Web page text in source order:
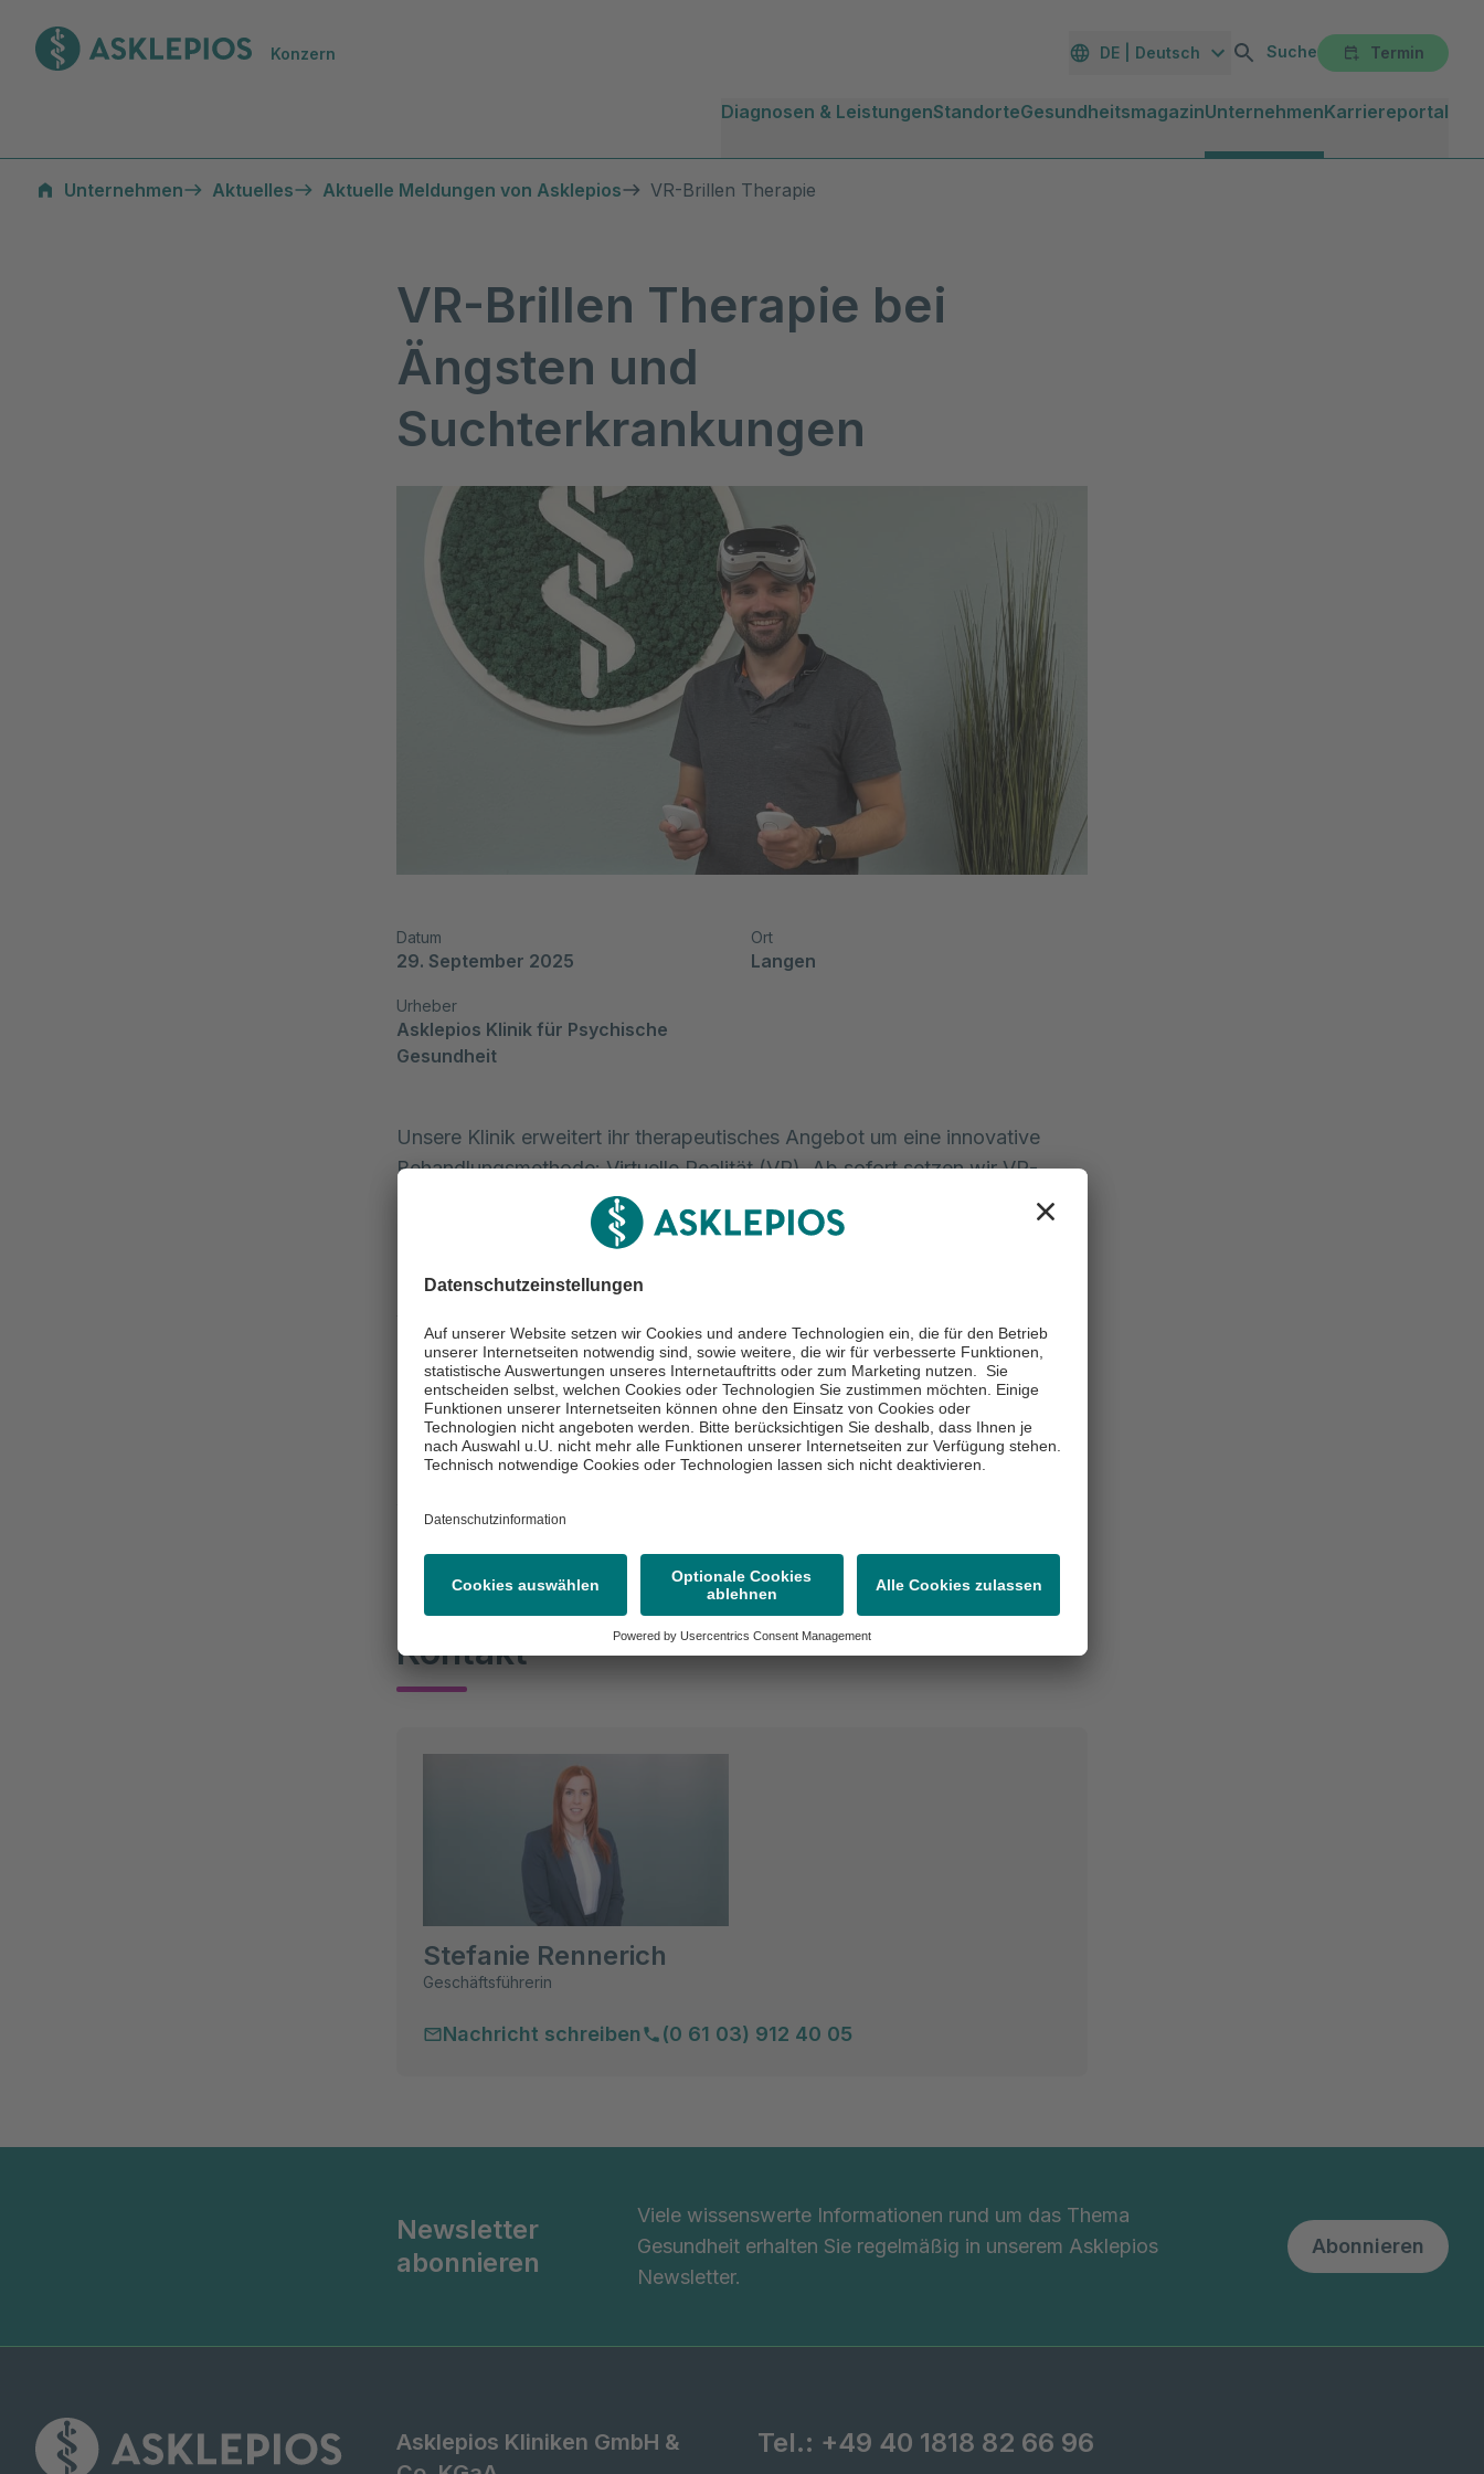
Konzern DE | Deutsch Suche Termin
Diagnosen & LeistungenStandorteGesundheitsmagazinUnternehmenKarriereportal
Unternehmen Aktuelles Aktuelle Meldungen von Asklepios VR-Brillen Therapie
VR-Brillen Therapie bei
Ängsten und
Suchterkrankungen
Datum
29. September 2025
Ort
Langen
Urheber
Asklepios Klinik für Psychische
Gesundheit
Unsere Klinik erweitert ihr therapeutisches Angebot um eine innovative
Behandlungsmethode: Virtuelle Realität (VR). Ab sofort setzen wir VR-
Brillen in der Therapie von Angststörungen und Suchterkrankungen ein.
Das gezielte Konfrontieren mit angstauslösenden oder suchtfördernden
Klinikalltag ist es jedoch oft schwierig reale Situationen wie Höhen,
Vorträge oder den Besuch in einer Bar nachzustellen. Hier bietet VR einen
entscheidenden Vorteil: Mit Brille und Controllern können Sie als
Patient:innen realistische Szenarien erleben.
Die Einführung der VR-Therapie ist Teil unserer Digitalisierungsstrategie.
Neben schon vorhandener Online-Diagnostik oder der Nutzung von
minddistrict ergänzen wir unser therapeutisches Angebot damit um ein
weiteres innovatives Tool.
Kontakt
Stefanie Rennerich
Geschäftsführerin
Nachricht schreiben (0 61 03) 912 40 05
Newsletter
abonnieren
Viele wissenswerte Informationen rund um das Thema
Gesundheit erhalten Sie regelmäßig in unserem Asklepios
Newsletter.
Abonnieren
Asklepios Kliniken GmbH &
Tel.: +49 40 1818 82 66 96